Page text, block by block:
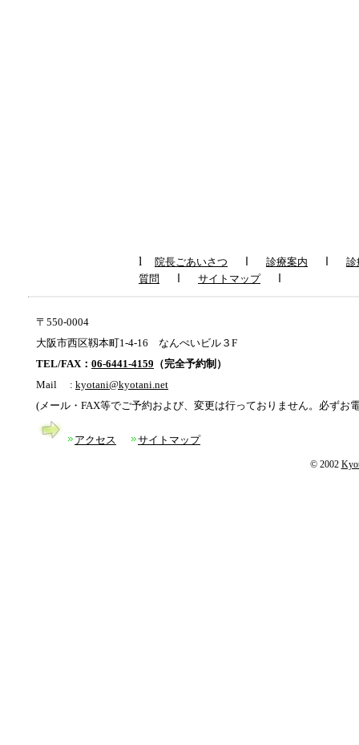
l 院長ごあいさつ ｌ 診療案内 ｌ 診
質問
ｌ サイトマップｌ
〒550-0004
大阪市西区靱本町1-4-16 なんぺいビル３F
TEL/FAX： 06-6441-4159 （完全予約制）
Mail : kyotani@kyotani.net
(メール・FAX等でご予約および、変更は行っておりません。必ずお
アクセス サイトマップ
© 2002